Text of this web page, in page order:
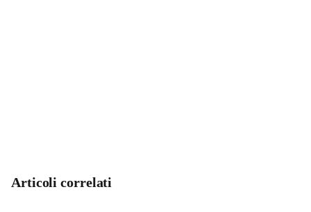
Articoli correlati